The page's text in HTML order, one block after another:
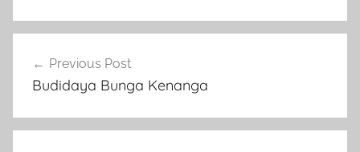
pos
Previous Post
Budidaya Bunga Kenanga